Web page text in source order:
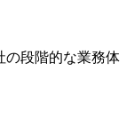
の段階的な業務体